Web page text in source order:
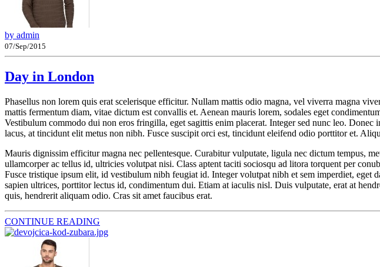
by admin
07/Sep/2015
Day in London
Phasellus non lorem quis erat scelerisque efficitur. Nullam mattis odio magna, vel viverra magna
mattis fermentum diam, vitae dictum est convallis et. Aenean mauris lorem, sodales eget
Vestibulum commodo dui non eros fringilla, eget sagittis enim placerat. Integer sed nunc leo.
lacus, at tincidunt elit metus non nibh. Fusce suscipit orci est, tincidunt eleifend odio porttitor et.
Mauris dignissim efficitur magna nec pellentesque. Curabitur vulputate, ligula nec dictum tempus,
ullamcorper ac tellus id, ultricies volutpat nisi. Class aptent taciti sociosqu ad litora torquent per
Fusce tristique ipsum elit, id vestibulum nibh feugiat id. Integer volutpat nibh et sem imperdiet, eget
sapien ultrices, porttitor lectus id, condimentum dui. Etiam at iaculis nisl. Duis vulputate, erat at
quis, hendrerit aliquam odio. Cras sit amet faucibus erat.
CONTINUE READING